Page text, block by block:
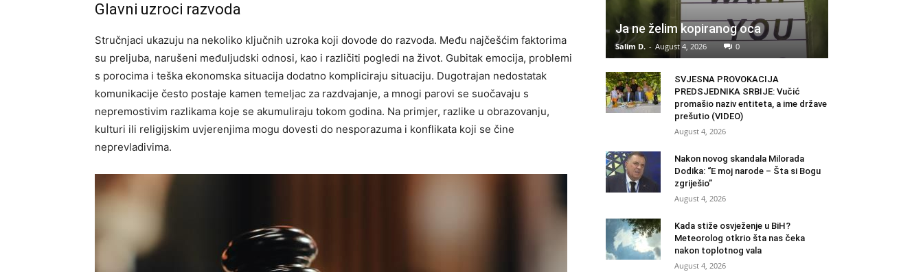
Glavni uzroci razvoda
Stručnjaci ukazuju na nekoliko ključnih uzroka koji dovode do razvoda. Među najčešćim faktorima
su preljuba, narušeni međuljudski odnosi, kao i različiti pogledi na život. Gubitak emocija, problemi
s porocima i teška ekonomska situacija dodatno kompliciraju situaciju. Dugotrajan nedostatak
komunikacije često postaje kamen temeljac za razdvajanje, a mnogi parovi se suočavaju s
nepremostivim razlikama koje se akumuliraju tokom godina. Na primjer, razlike u obrazovanju,
kulturi ili religijskim uvjerenjima mogu dovesti do nesporazuma i konflikata koji se čine
neprevladivima.
Ja ne želim kopiranog oca
Salim D. - August 4, 2026 0
SVJESNA PROVOKACIJA
PREDSJEDNIKA SRBIJE: Vučić
promašio naziv entiteta, a ime države
prešutio (VIDEO)
August 4, 2026
Nakon novog skandala Milorada
Dodika: “E moj narode – Šta si Bogu
zgriješio”
August 4, 2026
Kada stiže osvježenje u BiH?
Meteorolog otkrio šta nas čeka
nakon toplotnog vala
August 4, 2026